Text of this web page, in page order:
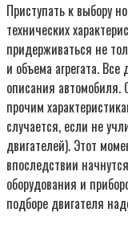
Приступать к выбору
технических
придерживаться не
и объема агрегата.
описания автомобиля.
прочим
случается, если не
двигателей). Этот
впоследствии
оборудования и
подборе двигателя